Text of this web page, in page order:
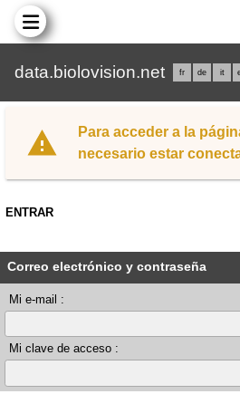
data.biolovision.net fr de it
Para acceder a la
necesario estar
ENTRAR
Correo electrónico y contraseña
Mi e-mail :
Mi clave de acceso :